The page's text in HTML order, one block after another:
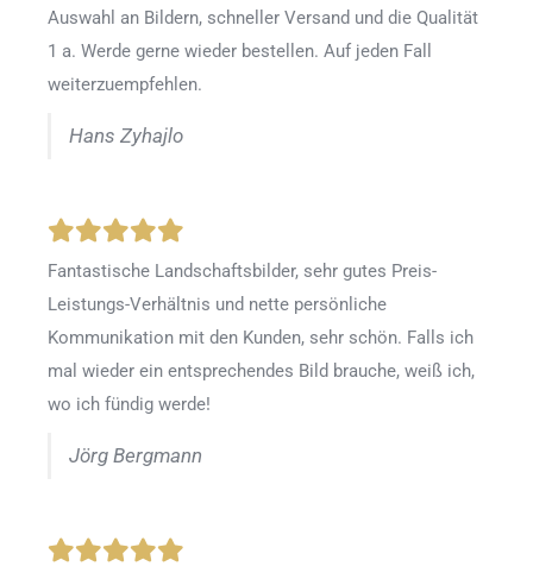
Auswahl an Bildern, schneller Versand und die Qualität
1 a. Werde gerne wieder bestellen. Auf jeden Fall
weiterzuempfehlen.
Hans Zyhajlo
Fantastische Landschaftsbilder, sehr gutes Preis-
Leistungs-Verhältnis und nette persönliche
Kommunikation mit den Kunden, sehr schön. Falls ich
mal wieder ein entsprechendes Bild brauche, weiß ich,
wo ich fündig werde!
Jörg Bergmann